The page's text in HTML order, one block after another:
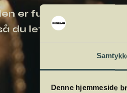
Denne hjemmeside
er fuld af
du lettere kan